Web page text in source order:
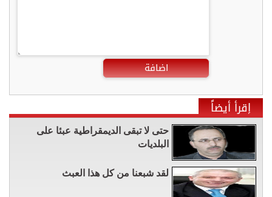
اضافة
إقرأ أيضاً
حتى لا تبقى الديمقراطية عبئا على
البلديات
لقد شبعنا من كل هذا العبث